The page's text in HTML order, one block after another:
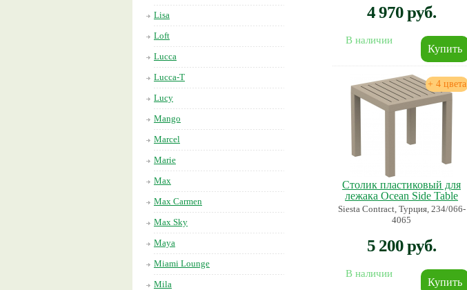
Lisa
Loft
Lucca
Lucca-T
Lucy
Mango
Marcel
Marie
Max
Max Carmen
Max Sky
Maya
Miami Lounge
Mila
4 970 руб.
В наличии
+ 4 цвета
Столик пластиковый для
лежака Ocean Side Table
Siesta Contract, Турция, 234/066-
4065
5 200 руб.
В наличии